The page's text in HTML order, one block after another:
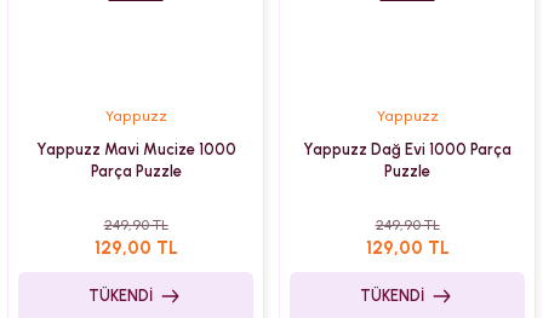
Yappuzz
Yappuzz Mavi Mucize 1000
Parça Puzzle
249,90 TL
129,00 TL
TÜKENDİ
Yappuzz
Yappuzz Dağ Evi 1000 Parça
Puzzle
249,90 TL
129,00 TL
TÜKENDİ